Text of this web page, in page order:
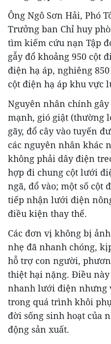
Ông Ngô Sơn Hải, Phó
Trưởng ban Chỉ huy
tìm kiếm cứu nạn Tập
gẫy đổ khoảng 950 cột
điện hạ áp, nghiêng
cột điện hạ áp khu vực
Nguyên nhân chính
mạnh, gió giật (thường
gãy, đổ cây vào tuyến
các nguyên nhân khác
không phải dây điện
hợp đi chung cột lưới
ngã, đổ vào; một số cột
tiếp nhận lưới điện
điều kiện thay thế.
Các đơn vị không bị
nhẹ đã nhanh chóng,
hỗ trợ con người,
thiệt hại nặng. Điều
nhanh lưới điện nhưng
trong quá trình khôi
đời sống sinh hoạt của
động sản xuất.